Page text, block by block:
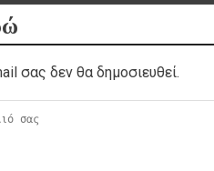
σας δεν θα δημοσιευθεί.